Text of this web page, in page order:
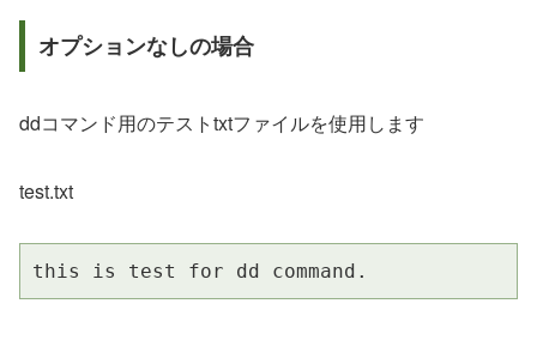
オプションなしの場合
ddコマンド用のテストtxtファイルを使用します
test.txt
this is test for dd command.